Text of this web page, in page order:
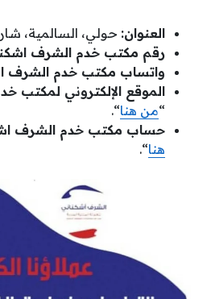
العنوان: حولي، السالمية،
رقم مكتب خدم الشرف
واتساب مكتب خدم الشرف
الموقع الإلكتروني لمكتب
“من هنا“.
حساب مكتب خدم الشرف
هنا“.